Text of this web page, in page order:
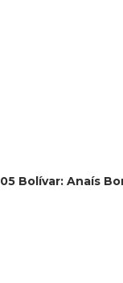
05 Bolívar: Anaís